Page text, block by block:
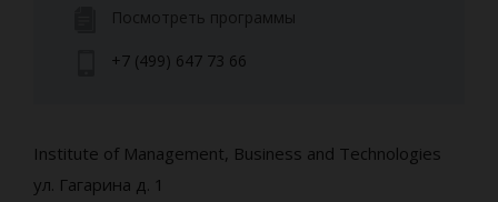
Посмотреть программы
+7 (499) 647 73 66
Institute of Management, Business and Technologies
ул. Гагарина д. 1